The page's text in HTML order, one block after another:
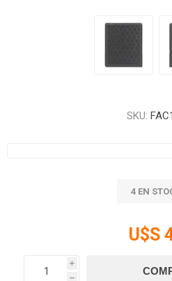
SKU:
4 EN
U$S
i
h